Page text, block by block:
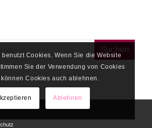
benutzt Cookies. Wenn Sie die Website
Sie der Verwendung von Cookies
Cookies auch ablehnen.
Ablehnen